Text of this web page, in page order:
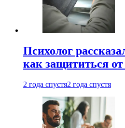
Психолог
как защититься от
2 года спустя2 года спустя